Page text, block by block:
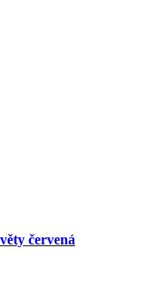
červená